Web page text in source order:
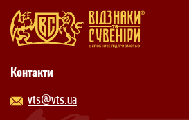
Контакти
vts@vts.ua